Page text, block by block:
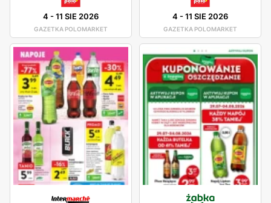
4 -11 SIE 2026
GAZETKA POLOMARKET
4 -11 SIE 2026
GAZETKA POLOMARKET